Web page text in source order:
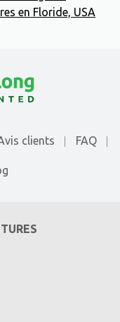
en Floride, USA
clients FAQ